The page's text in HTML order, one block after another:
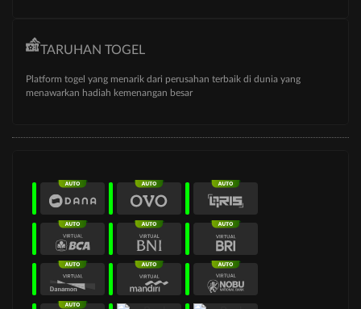
TARUHAN TOGEL
Platform togel yang menarik dari perusahan terbaik di dunia yang
menawarkan hadiah kemenangan besar